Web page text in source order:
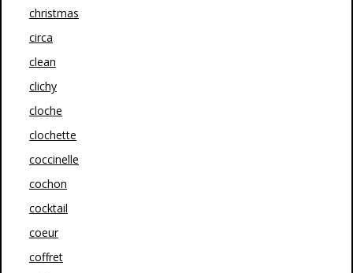
christmas
circa
clean
clichy
cloche
clochette
coccinelle
cochon
cocktail
coeur
coffret